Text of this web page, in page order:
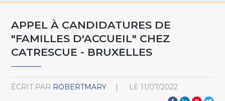
APPEL À CANDIDATURES DE
"FAMILLES D'ACCUEIL" CHEZ
CATRESCUE - BRUXELLES
ÉCRIT PAR ROBERTMARY LE 11/07/2022